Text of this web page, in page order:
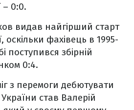
– 0:0.
видав найгірший старт
оскільки фахівець в 1995-
поступився збірній
0:4.
з перемоги дебютувати
України став Валерій